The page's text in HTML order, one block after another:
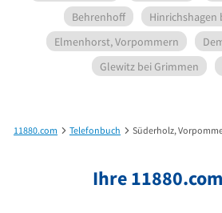
Behrenhoff
Hinrichshagen
Elmenhorst, Vorpommern
Glewitz bei Grimmen
11880.com Telefonbuch Süderholz,
Ihre